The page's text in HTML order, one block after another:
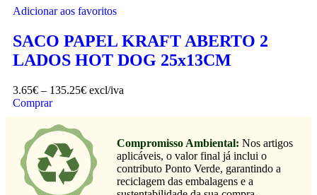
Adicionar aos favoritos
SACO PAPEL KRAFT ABERTO 2
LADOS HOT DOG 25x13CM
3.65€ – 135.25€ excl/iva
Comprar
Compromisso Ambiental: Nos artigos
aplicáveis, o valor final já inclui o
contributo Ponto Verde, garantindo a
reciclagem das embalagens e a